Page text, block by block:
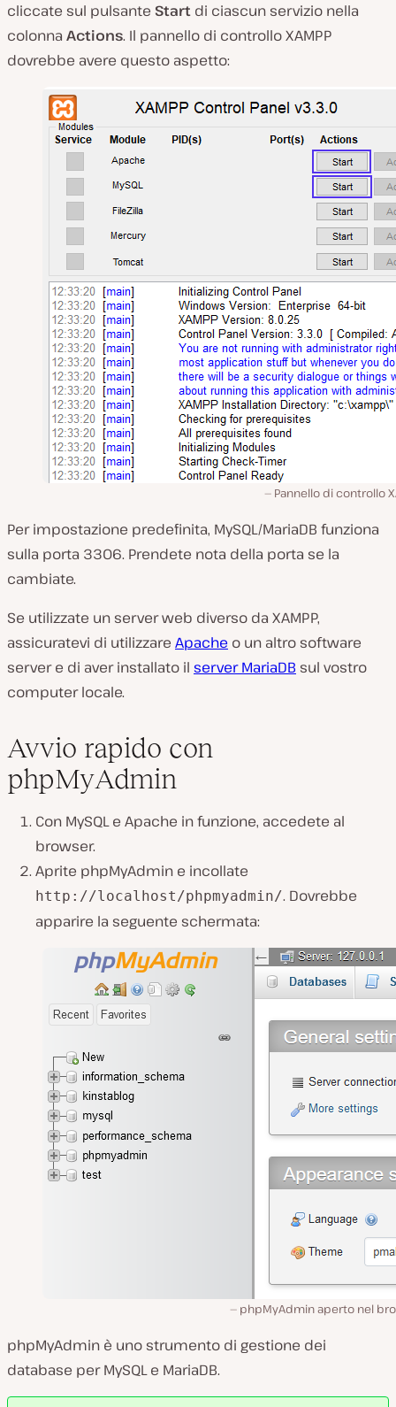
cliccate sul pulsante Start di ciascun servizio nella
colonna Actions. Il pannello di controllo XAMPP
dovrebbe avere questo aspetto:
Pannello di controllo
Per impostazione predefinita, MySQL/MariaDB funziona
sulla porta 3306. Prendete nota della porta se la
cambiate.
Se utilizzate un server web diverso da XAMPP,
assicuratevi di utilizzare Apache o un altro software
server e di aver installato il server MariaDB sul vostro
computer locale.
Avvio rapido con
phpMyAdmin
Con MySQL e Apache in funzione, accedete al
browser.
Aprite phpMyAdmin e incollate
http://localhost/phpmyadmin/. Dovrebbe
apparire la seguente schermata:
phpMyAdmin aperto nel
phpMyAdmin è uno strumento di gestione dei
database per MySQL e MariaDB.